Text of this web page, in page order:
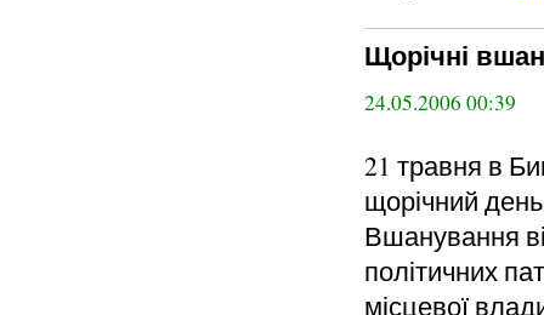
Щорічні
24.05.2006 00:39
21 травня в
щорічний
Вшанування
політичних
місцевої